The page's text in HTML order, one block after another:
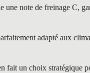
note de freinage C,
adapté aux
fait un choix stratégique